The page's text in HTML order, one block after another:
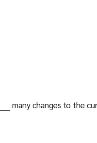
many changes to the